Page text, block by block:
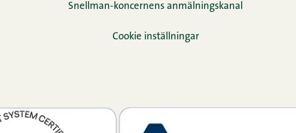
Snellman-koncernens anmälningskanal
Cookie inställningar